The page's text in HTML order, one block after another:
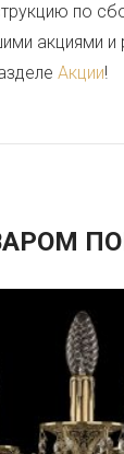
по
акциями
Акции!